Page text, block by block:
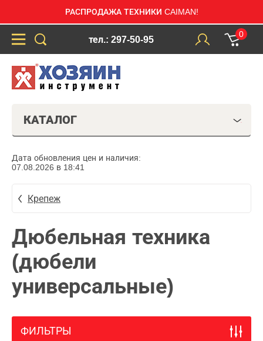
РАСПРОДАЖА ТЕХНИКИ CAIMAN!
тел.: 297-50-95
0
КАТАЛОГ
Дата обновления цен и наличия:
07.08.2026 в 18:41
Крепеж
Дюбельная техника
(дюбели
универсальные)
ФИЛЬТРЫ